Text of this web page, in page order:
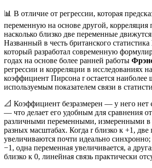
📊 В отличие от регрессии, которая
переменную на основе другой, корреляция
насколько близко две переменные
Названный в честь британского статистика
который разработал современную
годах на основе более ранней работы
регрессии и корреляции в исследованиях
коэффициент Пирсона r остается наиболее
используемым показателем связи в
📐 Коэффициент безразмерен — у него нет
— что делает его удобным для сравнения
различными переменными, измеренными в
разных масштабах. Когда r близко к +1,
увеличиваются почти идеально синхронно;
−1, одна переменная увеличивается, а
близко к 0, линейная связь практически